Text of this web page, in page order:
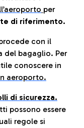
per
di riferimento.
con il
del bagaglio. Per
conoscere in
aeroporto.
di sicurezza.
possono essere
regole si